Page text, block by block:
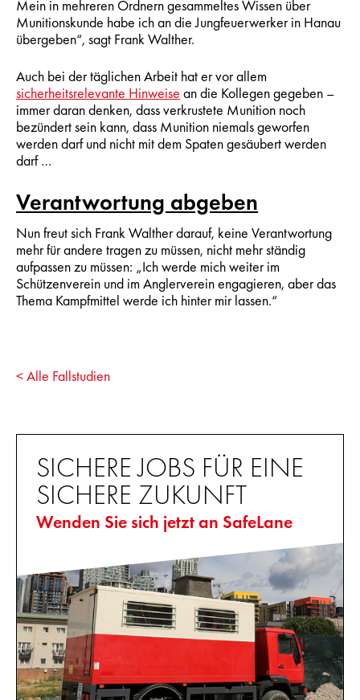
Mein in mehreren Ordnern gesammeltes Wissen über
Munitionskunde habe ich an die Jungfeuerwerker in Hanau
übergeben“, sagt Frank Walther.
Auch bei der täglichen Arbeit hat er vor allem
sicherheitsrelevante Hinweise an die Kollegen gegeben –
immer daran denken, dass verkrustete Munition noch
bezündert sein kann, dass Munition niemals geworfen
werden darf und nicht mit dem Spaten gesäubert werden
darf …
Verantwortung abgeben
Nun freut sich Frank Walther darauf, keine Verantwortung
mehr für andere tragen zu müssen, nicht mehr ständig
aufpassen zu müssen: „Ich werde mich weiter im
Schützenverein und im Anglerverein engagieren, aber das
Thema Kampfmittel werde ich hinter mir lassen.“
< Alle Fallstudien
SICHERE JOBS FÜR EINE
SICHERE ZUKUNFT
Wenden Sie sich jetzt an SafeLane